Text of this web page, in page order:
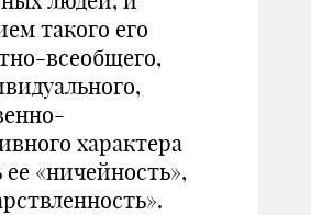
такого его
всеобщего,
характера
«ничейность»,